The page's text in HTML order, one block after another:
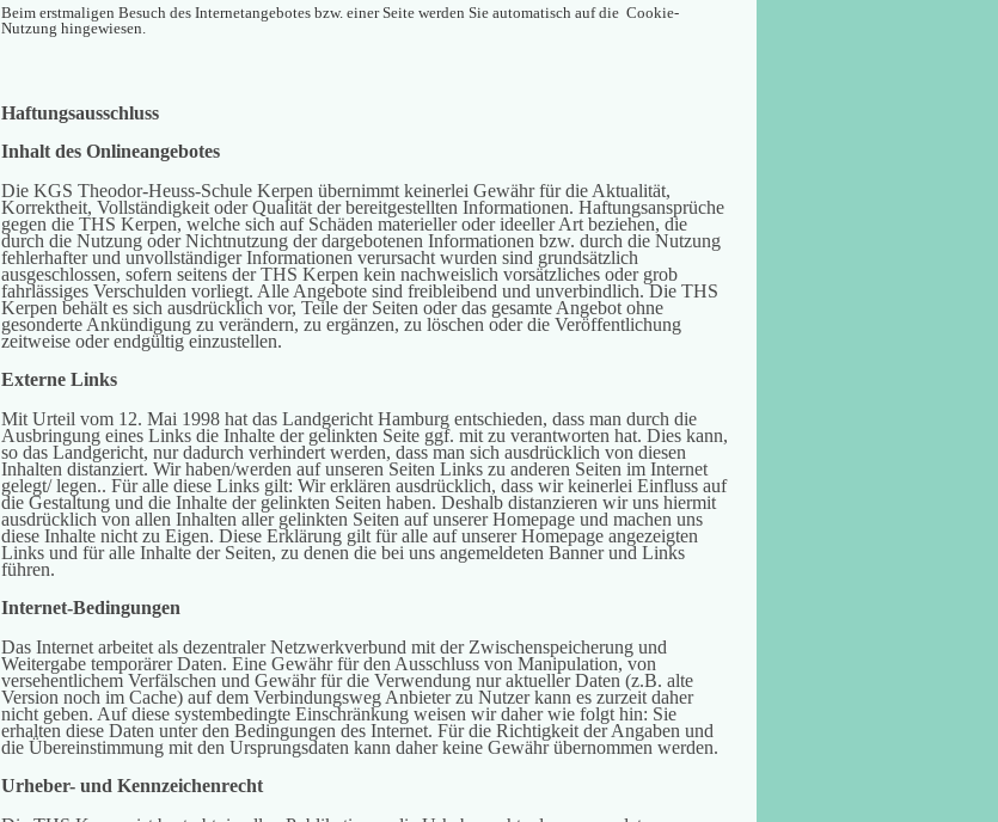
Beim erstmaligen Besuch des Internetangebotes bzw. einer Seite werden Sie automatisch auf die Cookie-
Nutzung hingewiesen.
Haftungsausschluss
Inhalt des Onlineangebotes
Die KGS Theodor-Heuss-Schule Kerpen übernimmt keinerlei Gewähr für die Aktualität,
Korrektheit, Vollständigkeit oder Qualität der bereitgestellten Informationen. Haftungsansprüche
gegen die THS Kerpen, welche sich auf Schäden materieller oder ideeller Art beziehen, die
durch die Nutzung oder Nichtnutzung der dargebotenen Informationen bzw. durch die Nutzung
fehlerhafter und unvollständiger Informationen verursacht wurden sind grundsätzlich
ausgeschlossen, sofern seitens der THS Kerpen kein nachweislich vorsätzliches oder grob
fahrlässiges Verschulden vorliegt. Alle Angebote sind freibleibend und unverbindlich. Die THS
Kerpen behält es sich ausdrücklich vor, Teile der Seiten oder das gesamte Angebot ohne
gesonderte Ankündigung zu verändern, zu ergänzen, zu löschen oder die Veröffentlichung
zeitweise oder endgültig einzustellen.
Externe Links
Mit Urteil vom 12. Mai 1998 hat das Landgericht Hamburg entschieden, dass man durch die
Ausbringung eines Links die Inhalte der gelinkten Seite ggf. mit zu verantworten hat. Dies kann,
so das Landgericht, nur dadurch verhindert werden, dass man sich ausdrücklich von diesen
Inhalten distanziert. Wir haben/werden auf unseren Seiten Links zu anderen Seiten im Internet
gelegt/ legen.. Für alle diese Links gilt: Wir erklären ausdrücklich, dass wir keinerlei Einfluss auf
die Gestaltung und die Inhalte der gelinkten Seiten haben. Deshalb distanzieren wir uns hiermit
ausdrücklich von allen Inhalten aller gelinkten Seiten auf unserer Homepage und machen uns
diese Inhalte nicht zu Eigen. Diese Erklärung gilt für alle auf unserer Homepage angezeigten
Links und für alle Inhalte der Seiten, zu denen die bei uns angemeldeten Banner und Links
führen.
Internet-Bedingungen
Das Internet arbeitet als dezentraler Netzwerkverbund mit der Zwischenspeicherung und
Weitergabe temporärer Daten. Eine Gewähr für den Ausschluss von Manipulation, von
versehentlichem Verfälschen und Gewähr für die Verwendung nur aktueller Daten (z.B. alte
Version noch im Cache) auf dem Verbindungsweg Anbieter zu Nutzer kann es zurzeit daher
nicht geben. Auf diese systembedingte Einschränkung weisen wir daher wie folgt hin: Sie
erhalten diese Daten unter den Bedingungen des Internet. Für die Richtigkeit der Angaben und
die Übereinstimmung mit den Ursprungsdaten kann daher keine Gewähr übernommen werden.
Urheber- und Kennzeichenrecht